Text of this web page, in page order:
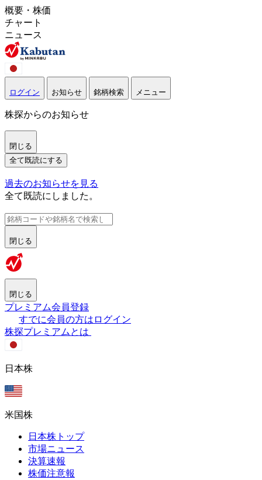
概要・株価
チャート
ニュース
ログイン お知らせ 銘柄検索 メニュー
株探からのお知らせ
閉じる
全て既読にする
過去のお知らせを見る
全て既読にしました。
閉じる
閉じる
プレミアム会員登録
すでに会員の方はログイン
株探プレミアムとは
日本株
米国株
日本株トップ
市場ニュース
決算速報
株価注意報